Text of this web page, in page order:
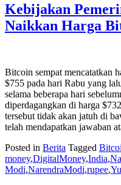
Kebijakan
Naikkan Harga
Bitcoin sempat mencatatkan
$755 pada hari Rabu yang
selama beberapa hari
diperdagangkan di harga
tersebut tidak akan jatuh di
telah mendapatkan jawaban
Posted in Berita Tagged
money,DigitalMoney,India,
Modi,NarendraModi,rupee,